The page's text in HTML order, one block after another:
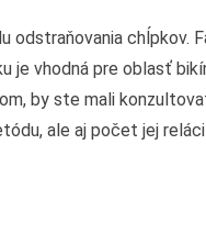
odstraňovania chĺpkov.
je vhodná pre oblasť
by ste mali
ale aj počet jej